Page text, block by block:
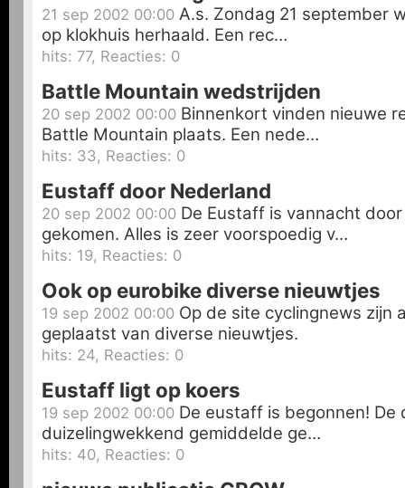
21 sep 2002 00:00 A.s. Zondag 21 september
op klokhuis herhaald. Een rec…
hits: 77, Reacties: 0
Battle Mountain wedstrijden
20 sep 2002 00:00 Binnenkort vinden nieuwe
Battle Mountain plaats. Een nede…
hits: 33, Reacties: 0
Eustaff door Nederland
20 sep 2002 00:00 De Eustaff is vannacht
gekomen. Alles is zeer voorspoedig v…
hits: 19, Reacties: 0
Ook op eurobike diverse nieuwtjes
19 sep 2002 00:00 Op de site cyclingnews zijn
geplaatst van diverse nieuwtjes.
hits: 24, Reacties: 0
Eustaff ligt op koers
19 sep 2002 00:00 De eustaff is begonnen! De
duizelingwekkend gemiddelde ge…
hits: 40, Reacties: 0